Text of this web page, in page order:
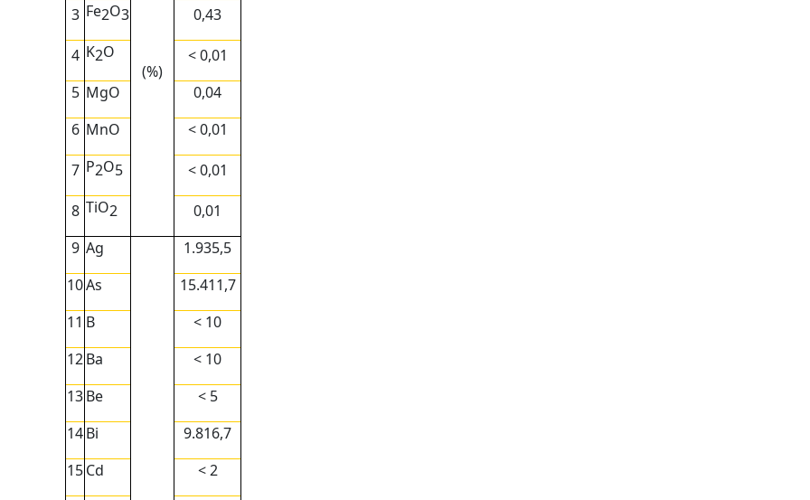
(%)
3 Fe2O3 0,43
4 K2O
< 0,01
5 MgO
0,04
6 MnO < 0,01
7 P2O5 < 0,01
8 TiO2
0,01
9 Ag
1.935,5
10As
15.411,7
11 B
< 10
12Ba
< 10
13Be
< 5
14Bi
9.816,7
15Cd
< 2